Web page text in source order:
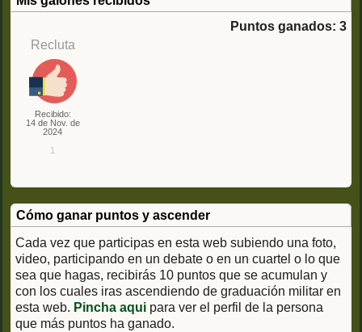
Puntos ganados: 3
Recluta
Recibido:
14 de Nov. de
2024
1
Cómo ganar puntos y ascender
Cada vez que participas en esta web subiendo una foto,
video, participando en un debate o en un cuartel o lo que
sea que hagas, recibirás 10 puntos que se acumulan y
con los cuales iras ascendiendo de graduación militar en
esta web. Pincha aqui para ver el perfil de la persona
que más puntos ha ganado.